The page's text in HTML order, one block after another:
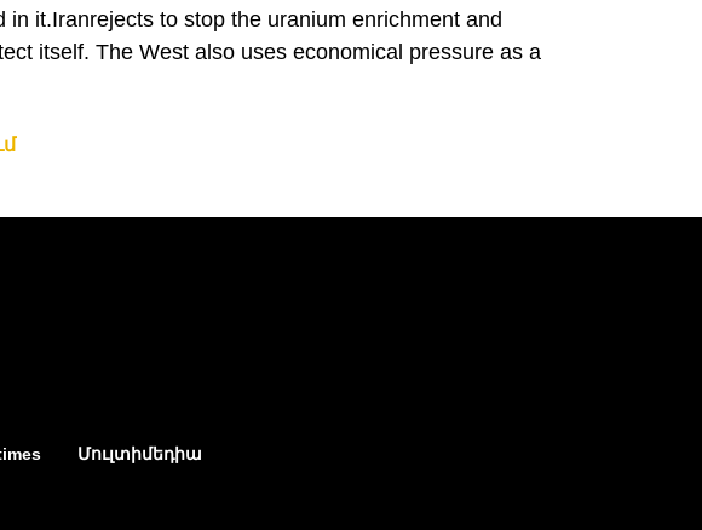
in it.Iranrejects to stop the uranium enrichment and
itself. The West also uses economical pressure as a
Մուլտիմեդիա